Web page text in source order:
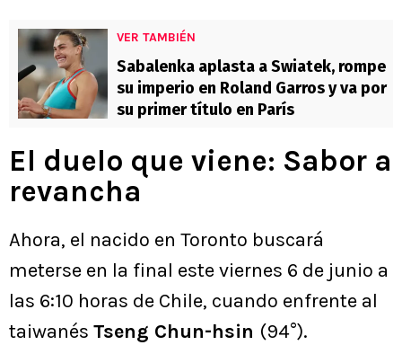
VER TAMBIÉN
Sabalenka aplasta a Swiatek, rompe
su imperio en Roland Garros y va por
su primer título en París
El duelo que viene: Sabor a
revancha
Ahora, el nacido en Toronto buscará
meterse en la final este viernes 6 de junio a
las 6:10 horas de Chile, cuando enfrente al
taiwanés Tseng Chun-hsin (94°).